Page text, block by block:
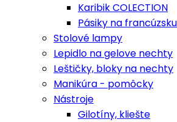
Karibik COLECTION
Pásiky na
Stolové lampy
Lepidlo na gelove nechty
Leštičky, bloky na nechty
Manikúra - pomôcky
Nástroje
Gilotíny, kliešte